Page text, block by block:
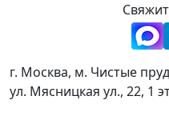
г. Москва, м. Чистые
ул. Мясницкая ул., 22, 1